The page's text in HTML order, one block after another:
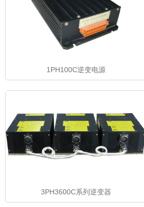
1PH100C逆变电源
3PH3600C系列逆变器